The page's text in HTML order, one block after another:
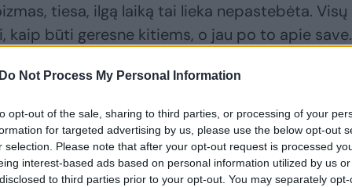
Do Not Process My Personal Information
opt-out of the sale, sharing to third parties, or processing of your
for targeted advertising by us, please use the below opt-out
selection. Please note that after your opt-out request is processed
interest-based ads based on personal information utilized by us
to third parties prior to your opt-out. You may separately
tiesa, ilgą laiką tai lieka nepastebėta. Visų
kaip būti geresne kitiems, o jau po to apie save.
Mergelių misiją, pradeda žiūrėti į jas su
su savimeile Mergelėms viskas gerai. Kol jūs
gyvenimą dėl jūsų, Mergelė vienu
problemas. O po to, kaip priklauso, paskatina
pasaulį. Tiesa, jos apdovanoja save savotiškai –
proto gelmėse. Ten joms geriausia